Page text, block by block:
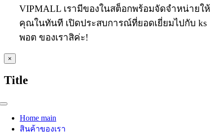
VIPMALL เรามีของในสต็อกพร้อมจัดจำหน่ายให้
คุณในทันที เปิดประสบการณ์ที่ยอดเยี่ยมไปกับ ks
พอต ของเราสิค่ะ!
Close
product
view
×
Title
Toggle
NavigationHome main
สินค้าของเรา